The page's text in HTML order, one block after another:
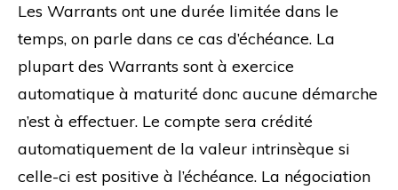
Les Warrants ont une durée limitée dans le
temps, on parle dans ce cas d’échéance. La
plupart des Warrants sont à exercice
automatique à maturité donc aucune démarche
n’est à effectuer. Le compte sera crédité
automatiquement de la valeur intrinsèque si
celle-ci est positive à l’échéance. La négociation